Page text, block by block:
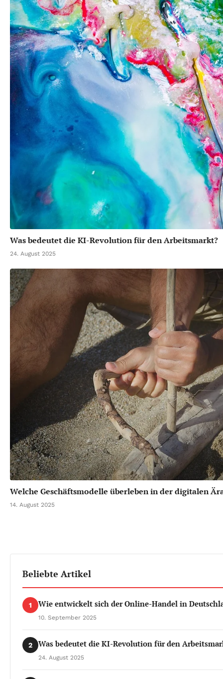
Was bedeutet die KI-Revolution für den Arbeitsmarkt?
24. August 2025
Welche Geschäftsmodelle überleben in der digitalen
14. August 2025
Beliebte Artikel
1 Wie entwickelt sich der Online-Handel in
10. September 2025
2 Was bedeutet die KI-Revolution für den
24. August 2025